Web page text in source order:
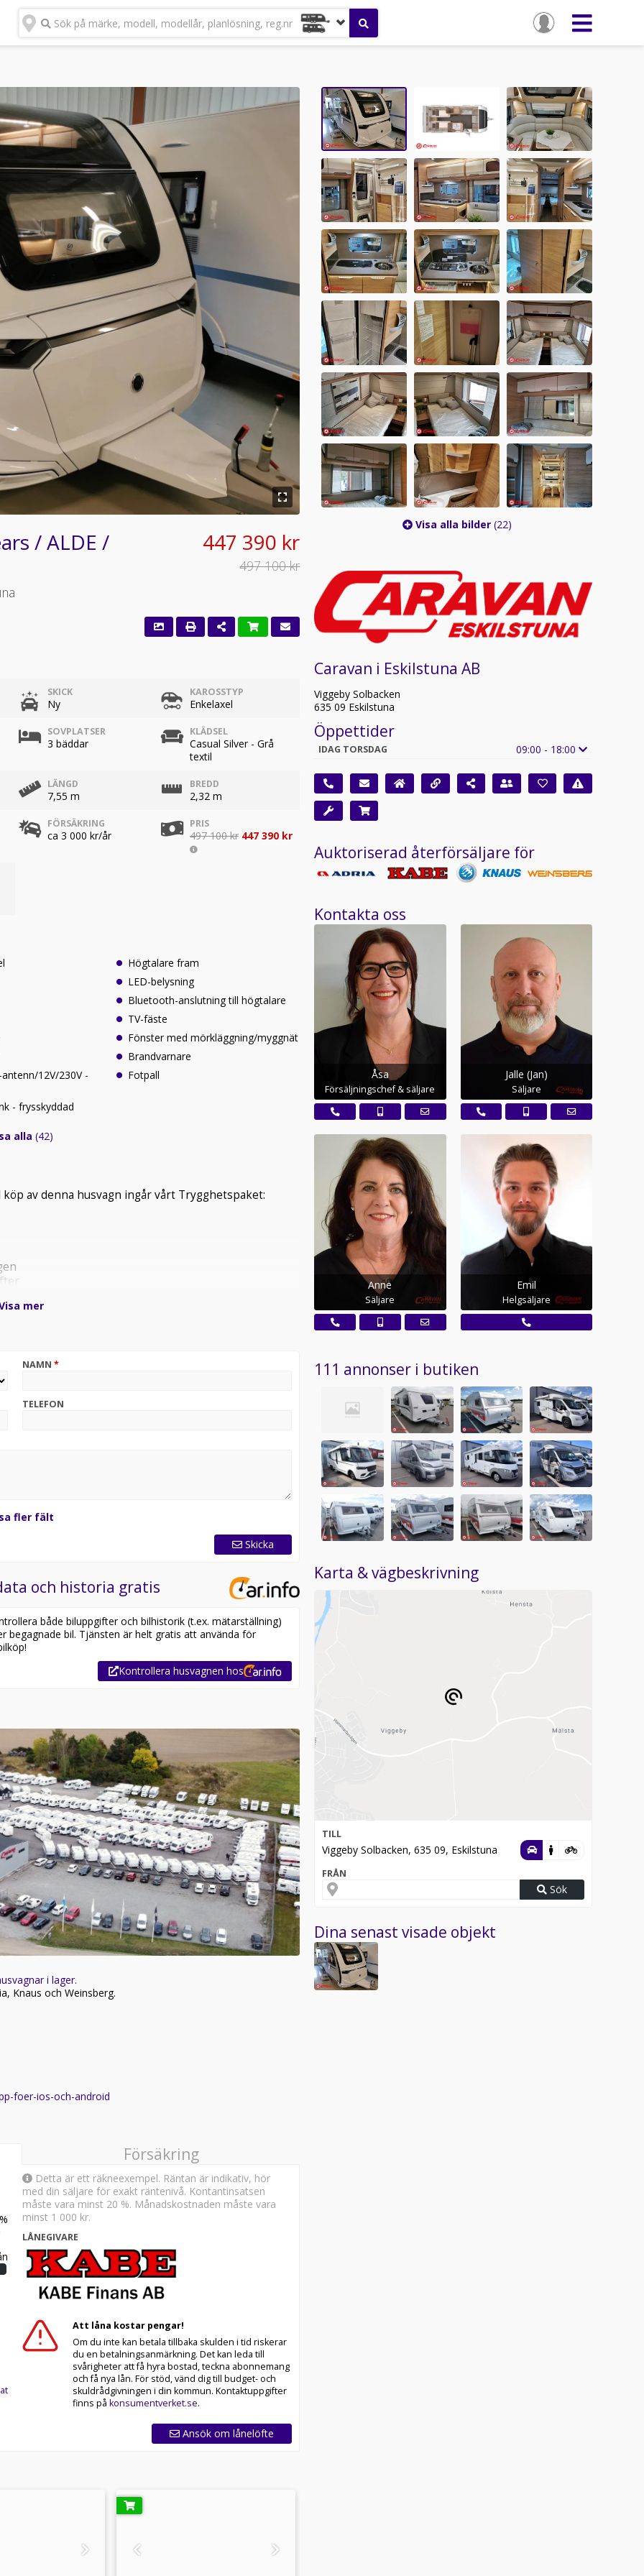
Sök på märke, modell, modellår, planlösning, reg.nr
/ ALDE /
447 390 kr
497 100 kr
SKICK
Ny
KAROSSTYP
Enkelaxel
SOVPLATSER
3 bäddar
KLÄDSEL
Casual Silver - Grå
textil
LÄNGD
7,55 m
BREDD
2,32 m
FÖRSÄKRING
ca 3 000 kr/år
PRIS
497 100 kr 447 390 kr
12V/230V -
- frysskyddad
Högtalare fram
LED-belysning
Bluetooth-anslutning till högtalare
TV-fäste
Fönster med mörkläggning/myggnät
Brandvarnare
Fotpall
alla(42)
av denna husvagn ingår vårt Trygghetspaket:
tillbehör från butiken till ordinarie pris samt över 100
mer
NAMN *
TELEFON
fler fält
Skicka
och historia gratis
både biluppgifter och bilhistorik (t.ex. mätarställning)
begagnade bil. Tjänsten är helt gratis att använda för
Kontrollera husvagnen hos
i lager.
Knaus och Weinsberg.
foer-ios-och-android
Försäkring
%
Detta är ett räkneexempel. Räntan är indikativ, hör
med din säljare för exakt räntenivå. Kontantinsatsen
måste vara minst 20 %. Månadskostnaden måste vara
minst 1 000 kr.
LÅNEGIVARE
Att låna kostar pengar!
Om du inte kan betala tillbaka skulden i tid riskerar
du en betalningsanmärkning. Det kan leda till
svårigheter att få hyra bostad, teckna abonnemang
och få nya lån. För stöd, vänd dig till budget- och
skuldrådgivningen i din kommun. Kontaktuppgifter
finns på konsumentverket.se.
Ansök om lånelöfte
Visa alla bilder (22)
Caravan i Eskilstuna AB
Viggeby Solbacken
635 09 Eskilstuna
Öppettider
IDAG TORSDAG 09:00 - 18:00
Auktoriserad återförsäljare för
Kontakta oss
Åsa
Försäljningschef & säljare
Jalle (Jan)
Säljare
Anne
Säljare
Emil
Helgsäljare
111 annonser i butiken
Karta & vägbeskrivning
TILL
Viggeby Solbacken, 635 09, Eskilstuna
FRÅN
Sök
Dina senast visade objekt